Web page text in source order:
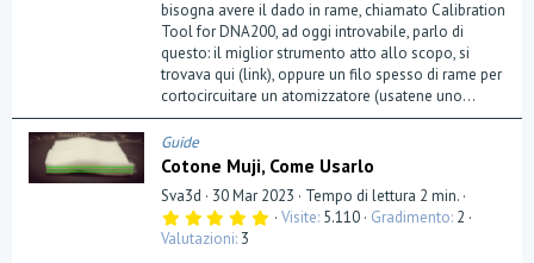
bisogna avere il dado in rame, chiamato Calibration
Tool for DNA200, ad oggi introvabile, parlo di
questo: il miglior strumento atto allo scopo, si
trovava qui (link), oppure un filo spesso di rame per
cortocircuitare un atomizzatore (usatene uno...
Guide
Cotone Muji, Come Usarlo
Sva3d 30 Mar 2023
Tempo di lettura 2 min.
5 Visite 5.110 Gradimento 2
Valutazioni 3